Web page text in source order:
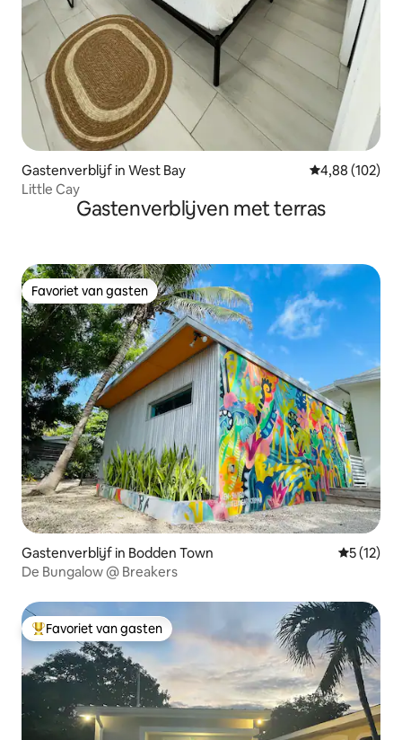
Gastenverblijf in West Bay Gemiddelde
4,88 (102)
Little Cay
Gastenverblijven met terras
Favoriet van gasten
Favoriet van gasten
Gastenverblijf in Bodden Town
5 (12)
De Bungalow @ Breakers
Topfavoriet van gasten
Favoriet van gasten